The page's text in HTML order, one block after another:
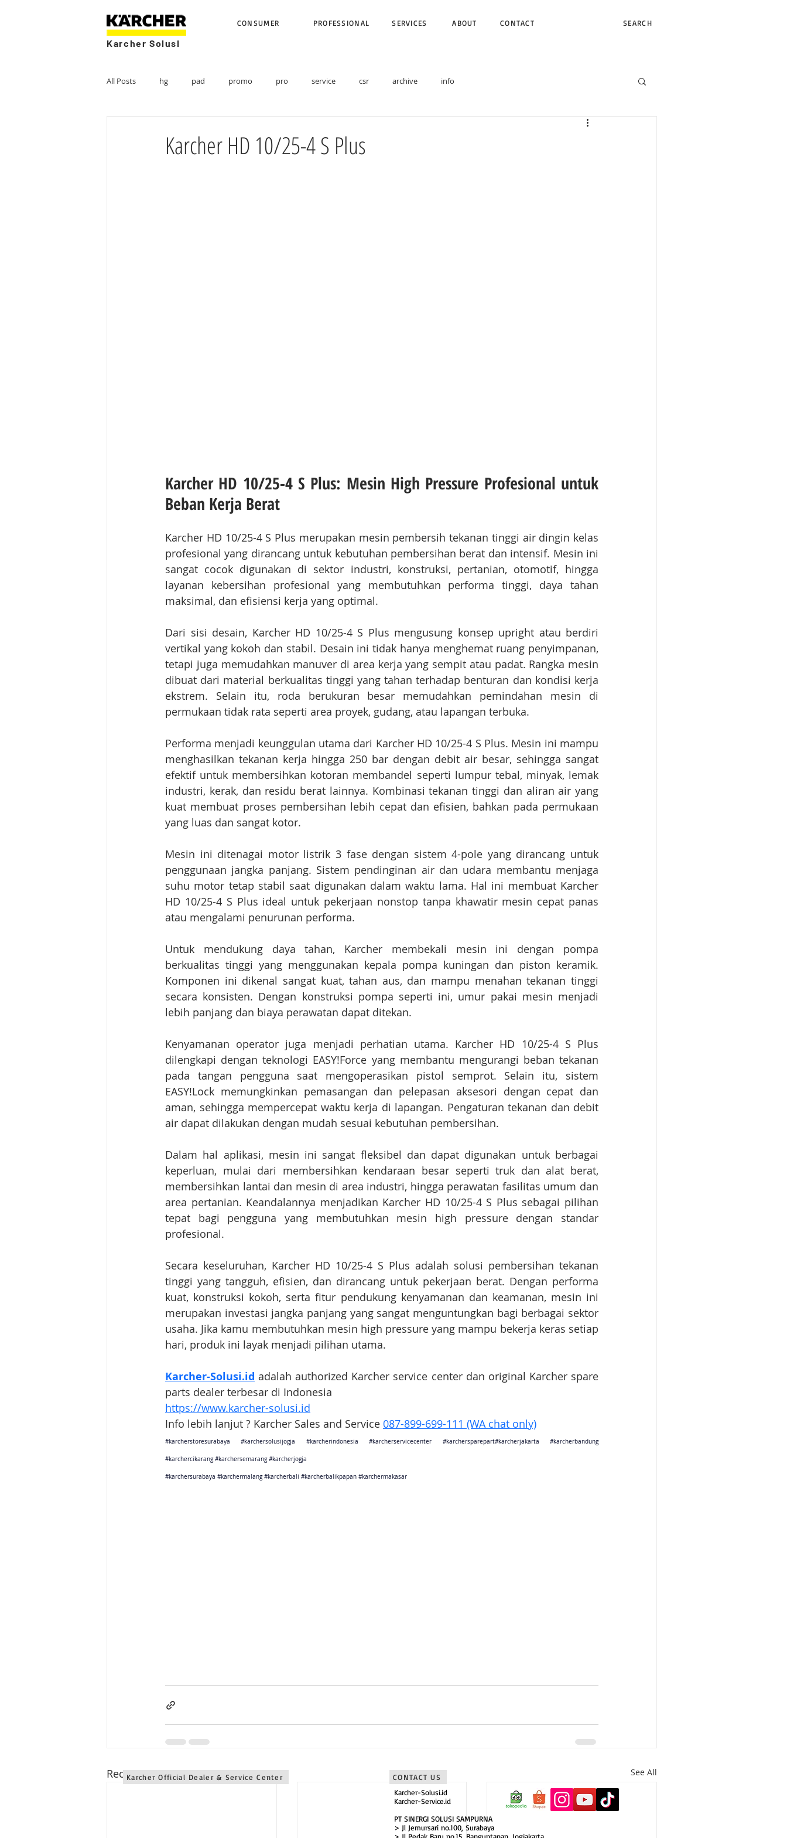
CONSUMER PROFESSIONAL SERVICES ABOUT CONTACT SEARCH
Karcher Solusi
All Posts hg pad promo pro service csr archive info
Karcher HD 10/25-4 S Plus
Karcher HD 10/25-4 S Plus: Mesin High Pressure Profesional untuk
Beban Kerja Berat
Karcher HD 10/25-4 S Plus merupakan mesin pembersih tekanan tinggi air dingin kelas
profesional yang dirancang untuk kebutuhan pembersihan berat dan intensif. Mesin ini
sangat cocok digunakan di sektor industri, konstruksi, pertanian, otomotif, hingga
layanan kebersihan profesional yang membutuhkan performa tinggi, daya tahan
maksimal, dan efisiensi kerja yang optimal.
Dari sisi desain, Karcher HD 10/25-4 S Plus mengusung konsep upright atau berdiri
vertikal yang kokoh dan stabil. Desain ini tidak hanya menghemat ruang penyimpanan,
tetapi juga memudahkan manuver di area kerja yang sempit atau padat. Rangka mesin
dibuat dari material berkualitas tinggi yang tahan terhadap benturan dan kondisi kerja
ekstrem. Selain itu, roda berukuran besar memudahkan pemindahan mesin di
permukaan tidak rata seperti area proyek, gudang, atau lapangan terbuka.
Performa menjadi keunggulan utama dari Karcher HD 10/25-4 S Plus. Mesin ini mampu
menghasilkan tekanan kerja hingga 250 bar dengan debit air besar, sehingga sangat
efektif untuk membersihkan kotoran membandel seperti lumpur tebal, minyak, lemak
industri, kerak, dan residu berat lainnya. Kombinasi tekanan tinggi dan aliran air yang
kuat membuat proses pembersihan lebih cepat dan efisien, bahkan pada permukaan
yang luas dan sangat kotor.
Mesin ini ditenagai motor listrik 3 fase dengan sistem 4-pole yang dirancang untuk
penggunaan jangka panjang. Sistem pendinginan air dan udara membantu menjaga
suhu motor tetap stabil saat digunakan dalam waktu lama. Hal ini membuat Karcher
HD 10/25-4 S Plus ideal untuk pekerjaan nonstop tanpa khawatir mesin cepat panas
atau mengalami penurunan performa.
Untuk mendukung daya tahan, Karcher membekali mesin ini dengan pompa
berkualitas tinggi yang menggunakan kepala pompa kuningan dan piston keramik.
Komponen ini dikenal sangat kuat, tahan aus, dan mampu menahan tekanan tinggi
secara konsisten. Dengan konstruksi pompa seperti ini, umur pakai mesin menjadi
lebih panjang dan biaya perawatan dapat ditekan.
Kenyamanan operator juga menjadi perhatian utama. Karcher HD 10/25-4 S Plus
dilengkapi dengan teknologi EASY!Force yang membantu mengurangi beban tekanan
pada tangan pengguna saat mengoperasikan pistol semprot. Selain itu, sistem
EASY!Lock memungkinkan pemasangan dan pelepasan aksesori dengan cepat dan
aman, sehingga mempercepat waktu kerja di lapangan. Pengaturan tekanan dan debit
air dapat dilakukan dengan mudah sesuai kebutuhan pembersihan.
Dalam hal aplikasi, mesin ini sangat fleksibel dan dapat digunakan untuk berbagai
keperluan, mulai dari membersihkan kendaraan besar seperti truk dan alat berat,
membersihkan lantai dan mesin di area industri, hingga perawatan fasilitas umum dan
area pertanian. Keandalannya menjadikan Karcher HD 10/25-4 S Plus sebagai pilihan
tepat bagi pengguna yang membutuhkan mesin high pressure dengan standar
profesional.
Secara keseluruhan, Karcher HD 10/25-4 S Plus adalah solusi pembersihan tekanan
tinggi yang tangguh, efisien, dan dirancang untuk pekerjaan berat. Dengan performa
kuat, konstruksi kokoh, serta fitur pendukung kenyamanan dan keamanan, mesin ini
merupakan investasi jangka panjang yang sangat menguntungkan bagi berbagai sektor
usaha. Jika kamu membutuhkan mesin high pressure yang mampu bekerja keras setiap
hari, produk ini layak menjadi pilihan utama.
Karcher-Solusi.id adalah authorized Karcher service center dan original Karcher spare
parts dealer terbesar di Indonesia
https://www.karcher-solusi.id
Info lebih lanjut ? Karcher Sales and Service 087-899-699-111 (WA chat only)
#karcherstoresurabaya #karchersolusijogja #karcherindonesia #karcherservicecenter #karchersparepart#karcherjakarta #karcherbandung
#karchercikarang #karchersemarang #karcherjogja
#karchersurabaya #karchermalang #karcherbali #karcherbalikpapan #karchermakasar
Recent Posts See All
Karcher Official Dealer & Service Center
CONTACT US
Karcher-Solusi.id
Karcher-Service.id
PT SINERGI SOLUSI SAMPURNA
> Jl Jemursari no.100, Surabaya